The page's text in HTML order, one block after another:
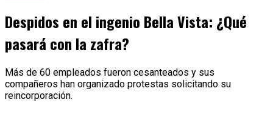
Despidos en el ingenio Bella Vista: ¿Qué
pasará con la zafra?
Más de 60 empleados fueron cesanteados y sus
compañeros han organizado protestas solicitando su
reincorporación.